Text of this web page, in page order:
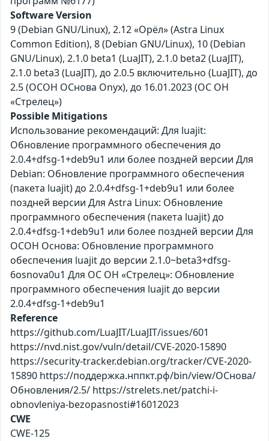
Software Version
9 (Debian GNU/Linux), 2.12 «Орёл» (Astra Linux
Common Edition), 8 (Debian GNU/Linux), 10 (Debian
GNU/Linux), 2.1.0 beta1 (LuaJIT), 2.1.0 beta2 (LuaJIT),
2.1.0 beta3 (LuaJIT), до 2.0.5 включительно (LuaJIT), до
2.5 (ОСОН ОСнова Оnyx), до 16.01.2023 (ОС ОН
«Стрелец»)
Possible Mitigations
Использование рекомендаций: Для luajit:
Обновление программного обеспечения до
2.0.4+dfsg-1+deb9u1 или более поздней версии Для
Debian: Обновление программного обеспечения
(пакета luajit) до 2.0.4+dfsg-1+deb9u1 или более
поздней версии Для Astra Linux: Обновление
программного обеспечения (пакета luajit) до
2.0.4+dfsg-1+deb9u1 или более поздней версии Для
ОСОН Основа: Обновление программного
обеспечения luajit до версии 2.1.0~beta3+dfsg-
6osnova0u1 Для ОС ОН «Стрелец»: Обновление
программного обеспечения luajit до версии
2.0.4+dfsg-1+deb9u1
Reference
https://github.com/LuaJIT/LuaJIT/issues/601
https://nvd.nist.gov/vuln/detail/CVE-2020-15890
https://security-tracker.debian.org/tracker/CVE-2020-
15890 https://поддержка.нппкт.рф/bin/view/ОСнова/
Обновления/2.5/ https://strelets.net/patchi-i-
obnovleniya-bezopasnosti#16012023
CWE
CWE-125